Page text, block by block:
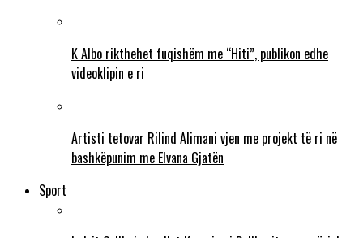
K Albo rikthehet fuqishëm me “Hiti”, publikon edhe
videoklipin e ri
Artisti tetovar Rilind Alimani vjen me projekt të ri në
bashkëpunim me Elvana Gjatën
Sport